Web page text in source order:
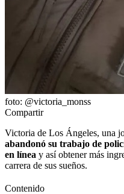
foto: @victoria_monss
Compartir
Victoria de Los Ángeles, una
abandonó su trabajo de
en línea y así obtener más
carrera de sus sueños.
Contenido